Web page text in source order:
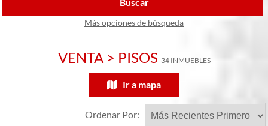
Más opciones de búsqueda
VENTA > PISOS 34 INMUEBLES
Ir a mapa
Ordenar Por: